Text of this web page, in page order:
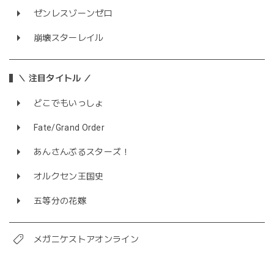
ゼンレスゾーンゼロ
崩壊スターレイル
＼ 注目タイトル ／
どこでもいっしょ
Fate/Grand Order
あんさんぶるスターズ！
オルクセン王国史
五等分の花嫁
メガニケストアオンライン